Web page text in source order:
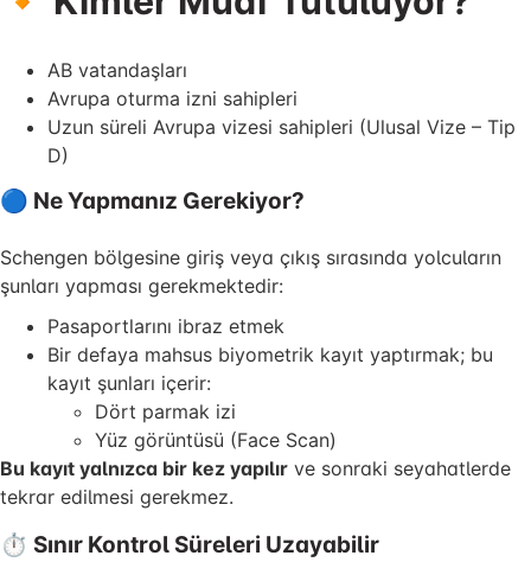
AB vatandaşları
Avrupa oturma izni sahipleri
Uzun süreli Avrupa vizesi sahipleri (Ulusal Vize – Tip
D)
🔵 Ne Yapmanız Gerekiyor?
Schengen bölgesine giriş veya çıkış sırasında yolcuların
şunları yapması gerekmektedir:
Pasaportlarını ibraz etmek
Bir defaya mahsus biyometrik kayıt yaptırmak; bu
kayıt şunları içerir:
Dört parmak izi
Yüz görüntüsü (Face Scan)
Bu kayıt yalnızca bir kez yapılır ve sonraki seyahatlerde
tekrar edilmesi gerekmez.
⏱ Sınır Kontrol Süreleri Uzayabilir